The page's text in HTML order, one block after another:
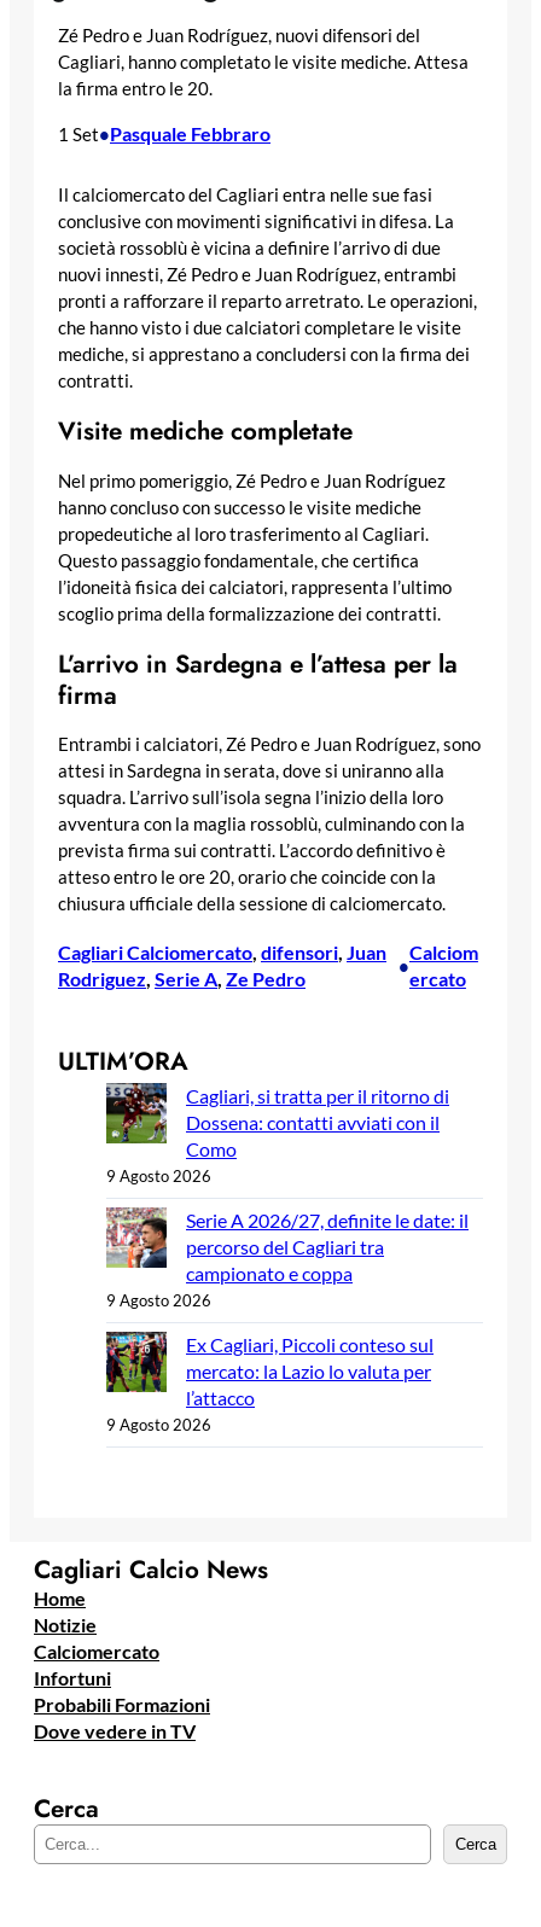
Zé Pedro e Juan Rodríguez, nuovi difensori del
Cagliari, hanno completato le visite mediche. Attesa
la firma entro le 20.
1 Set•Pasquale Febbraro
Il calciomercato del Cagliari entra nelle sue fasi
conclusive con movimenti significativi in difesa. La
società rossoblù è vicina a definire l’arrivo di due
nuovi innesti, Zé Pedro e Juan Rodríguez, entrambi
pronti a rafforzare il reparto arretrato. Le operazioni,
che hanno visto i due calciatori completare le visite
mediche, si apprestano a concludersi con la firma dei
contratti.
Visite mediche completate
Nel primo pomeriggio, Zé Pedro e Juan Rodríguez
hanno concluso con successo le visite mediche
propedeutiche al loro trasferimento al Cagliari.
Questo passaggio fondamentale, che certifica
l’idoneità fisica dei calciatori, rappresenta l’ultimo
scoglio prima della formalizzazione dei contratti.
L’arrivo in Sardegna e l’attesa per la
firma
Entrambi i calciatori, Zé Pedro e Juan Rodríguez, sono
attesi in Sardegna in serata, dove si uniranno alla
squadra. L’arrivo sull’isola segna l’inizio della loro
avventura con la maglia rossoblù, culminando con la
prevista firma sui contratti. L’accordo definitivo è
atteso entro le ore 20, orario che coincide con la
chiusura ufficiale della sessione di calciomercato.
Cagliari Calciomercato, difensori, Juan
Rodriguez, Serie A, Ze Pedro
•
Calciom
ercato
ULTIM’ORA
Cagliari, si tratta per il ritorno di
Dossena: contatti avviati con il
Como
9 Agosto 2026
Serie A 2026/27, definite le date: il
percorso del Cagliari tra
campionato e coppa
9 Agosto 2026
Ex Cagliari, Piccoli conteso sul
mercato: la Lazio lo valuta per
l’attacco
9 Agosto 2026
Cagliari Calcio News
Home
Notizie
Calciomercato
Infortuni
Probabili Formazioni
Dove vedere in TV
Cerca
e
Cerca